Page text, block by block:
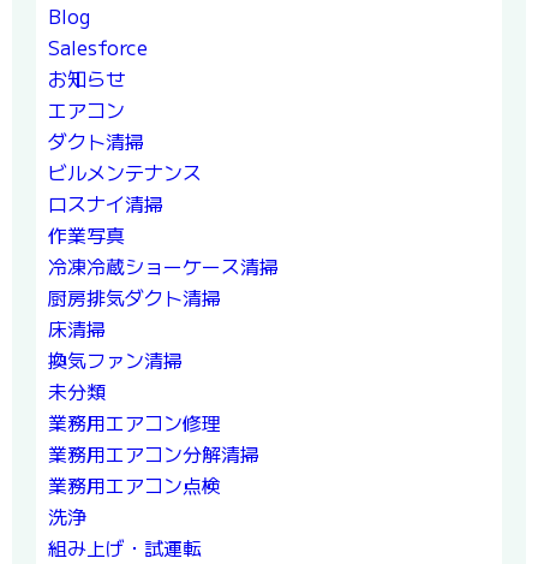
Blog
Salesforce
お知らせ
エアコン
ダクト清掃
ビルメンテナンス
ロスナイ清掃
作業写真
冷凍冷蔵ショーケース清掃
厨房排気ダクト清掃
床清掃
換気ファン清掃
未分類
業務用エアコン修理
業務用エアコン分解清掃
業務用エアコン点検
洗浄
組み上げ・試運転